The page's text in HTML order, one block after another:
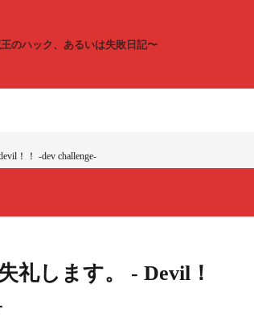
のハック、あるいは失敗日記〜
！！ -dev challenge-
礼します。 - Devil！